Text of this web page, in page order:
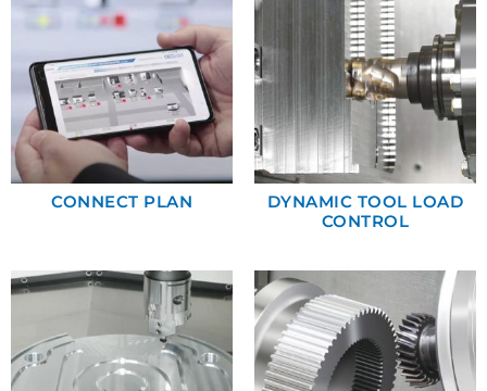
CONNECT PLAN
DYNAMIC TOOL LOAD
CONTROL